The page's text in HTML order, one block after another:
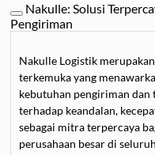
Nakulle: Solusi
Pengiriman
Nakulle Logistik
terkemuka yang
kebutuhan pengiriman
terhadap keandalan,
sebagai mitra terpercaya
perusahaan besar di